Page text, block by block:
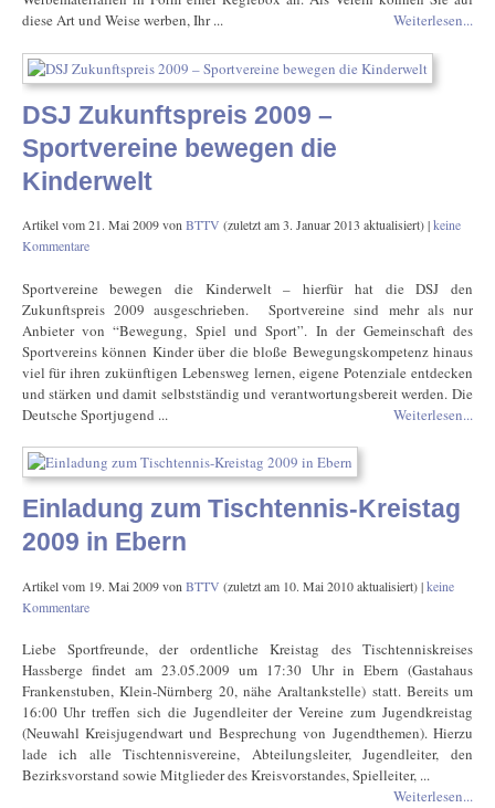
diese Art und Weise werben, Ihr ...
Weiterlesen...
DSJ Zukunftspreis 2009 –
Sportvereine bewegen die
Kinderwelt
Artikel vom21. Mai 2009vonBTTV (zuletzt am3. Januar 2013 aktualisiert) |keine
Kommentare
Sportvereine bewegen die Kinderwelt – hierfür hat die DSJ den
Zukunftspreis 2009 ausgeschrieben. Sportvereine sind mehr als nur
Anbieter von “Bewegung, Spiel und Sport”. In der Gemeinschaft des
Sportvereins können Kinder über die bloße Bewegungskompetenz hinaus
viel für ihren zukünftigen Lebensweg lernen, eigene Potenziale entdecken
und stärken und damit selbstständig und verantwortungsbereit werden. Die
Deutsche Sportjugend ...
Weiterlesen...
Einladung zum Tischtennis-Kreistag
2009 in Ebern
Artikel vom 19. Mai 2009von BTTV (zuletzt am 10. Mai 2010aktualisiert) |keine
Kommentare
Liebe Sportfreunde, der ordentliche Kreistag des Tischtenniskreises
Hassberge findet am 23.05.2009 um 17:30 Uhr in Ebern (Gastahaus
Frankenstuben, Klein-Nürnberg 20, nähe Araltankstelle) statt. Bereits um
16:00 Uhr treffen sich die Jugendleiter der Vereine zum Jugendkreistag
(Neuwahl Kreisjugendwart und Besprechung von Jugendthemen). Hierzu
lade ich alle Tischtennisvereine, Abteilungsleiter, Jugendleiter, den
Bezirksvorstand sowie Mitglieder des Kreisvorstandes, Spielleiter, ...
Weiterlesen...